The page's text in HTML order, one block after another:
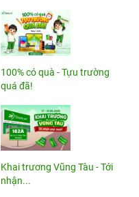
100% có quà - Tựu trường
quá đã!
Khai trương Vũng Tàu - Tới
nhận...